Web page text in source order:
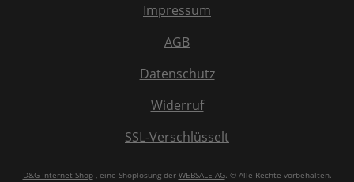
Impressum
AGB
Datenschutz
Widerruf
SSL-Verschlüsselt
D&G-Internet-Shop, eine Shoplösung der WEBSALE AG. © Alle Rechte vorbehalten.